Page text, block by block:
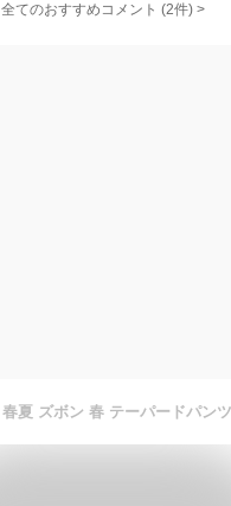
全てのおすすめコメント (2件) >